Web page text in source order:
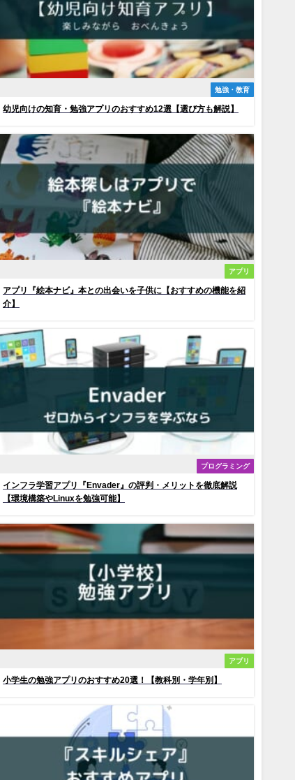
勉強・教育
幼児向けの知育・勉強アプリのおすすめ12選【選び方も解説】
アプリ
アプリ『絵本ナビ』本との出会いを子供に【おすすめの機能を紹
介】
プログラミング
インフラ学習アプリ『Envader』の評判・メリットを徹底解説
【環境構築やLinuxを勉強可能】
アプリ
小学生の勉強アプリのおすすめ20選！【教科別・学年別】